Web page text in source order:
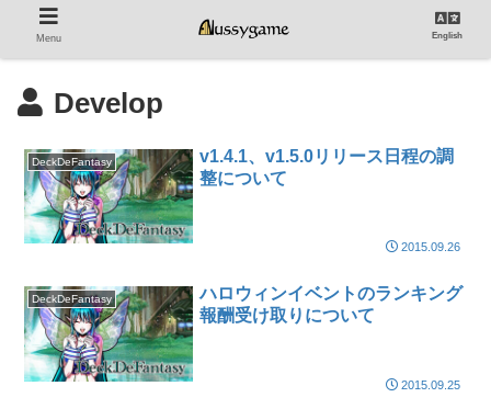
Develop
DeckDeFantasy
v1.4.1、v1.5.0リリース日程の調
整について
2015.09.26
DeckDeFantasy
ハロウィンイベントのランキング
報酬受け取りについて
2015.09.25
Menu English